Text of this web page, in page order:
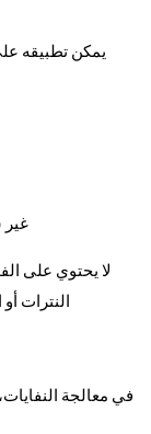
يمكن تطبيقه
غير
لا يحتوي على
النترات
في معالجة النفايات، ينتج حمأة أقل